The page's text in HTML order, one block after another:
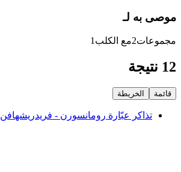
موصى به لـ
مجموعات2مع الكلب1
12 نتيجة
قائمة الخريطة
تذاكر عبّارة رومانسورن - فريدريشهافن